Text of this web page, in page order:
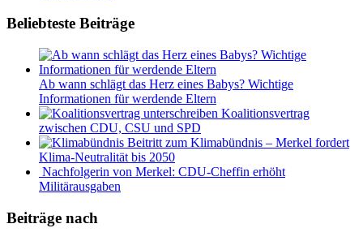
Beliebteste Beiträge
Ab wann schlägt das Herz eines Babys? Wichtige
Informationen für werdende Eltern
Koalitionsvertrag
zwischen CDU, CSU und SPD
Beitritt zum Klimabündnis – Merkel fordert
Klima-Neutralität bis 2050
Nachfolgerin von Merkel: CDU-Cheffin erhöht
Militärausgaben
Beiträge nach